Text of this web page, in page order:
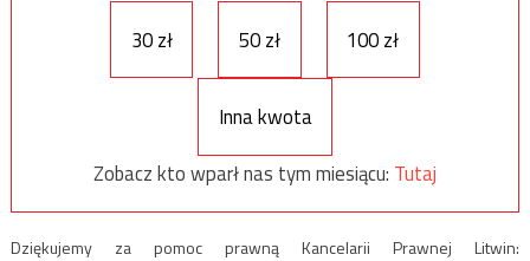
30 zł
50 zł 100 zł
Inna kwota
Zobacz kto wparł nas tym miesiącu: Tutaj
Dziękujemy za pomoc prawną Kancelarii Prawnej Litwin: